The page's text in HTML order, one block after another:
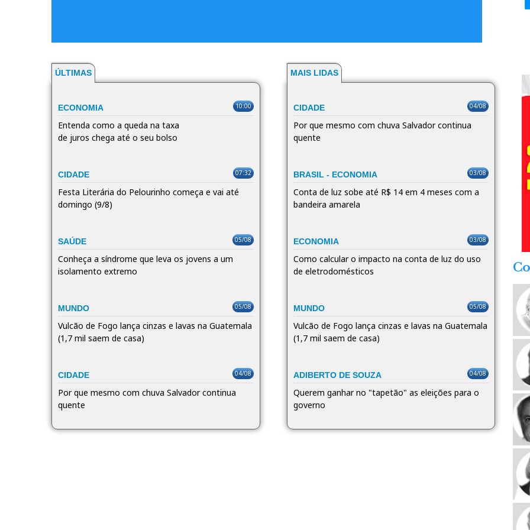
ÚLTIMAS
ECONOMIA 10:00
Entenda como a queda na taxa
de juros chega até o seu bolso
CIDADE 07:32
Festa Literária do Pelourinho começa e vai até
domingo (9/8)
SAÚDE 05/08
Conheça a síndrome que leva os jovens a um
isolamento extremo
MUNDO 05/08
Vulcão de Fogo lança cinzas e lavas na Guatemala
(1,7 mil saem de casa)
CIDADE 04/08
Por que mesmo com chuva Salvador continua
quente
MAIS LIDAS
CIDADE 04/08
Por que mesmo com chuva Salvador continua
quente
BRASIL - ECONOMIA 03/08
Conta de luz sobe até R$ 14 em 4 meses com a
bandeira amarela
ECONOMIA 03/08
Como calcular o impacto na conta de luz do uso
de eletrodomésticos
MUNDO 05/08
Vulcão de Fogo lança cinzas e lavas na Guatemala
(1,7 mil saem de casa)
ADIBERTO DE SOUZA 04/08
Querem ganhar no "tapetão" as eleições para o
governo